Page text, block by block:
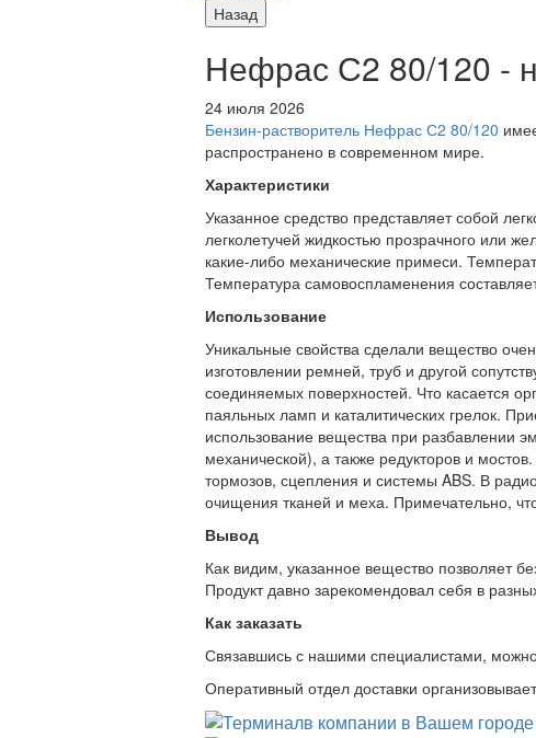
Назад
Нефрас С2 80/120 -
24 июля 2026
Бензин-растворитель Нефрас С2 80/120
распространено в современном мире.
Характеристики
Указанное средство представляет собой
легколетучей жидкостью прозрачного или
какие-либо механические примеси.
Температура самовоспламенения
Использование
Уникальные свойства сделали вещество
изготовлении ремней, труб и другой
соединяемых поверхностей. Что касается
паяльных ламп и каталитических грелок.
использование вещества при разбавлении
механической), а также редукторов и
тормозов, сцепления и системы ABS. В
очищения тканей и меха. Примечательно,
Вывод
Как видим, указанное вещество позволяет
Продукт давно зарекомендовал себя в
Как заказать
Связавшись с нашими специалистами,
Оперативный отдел доставки